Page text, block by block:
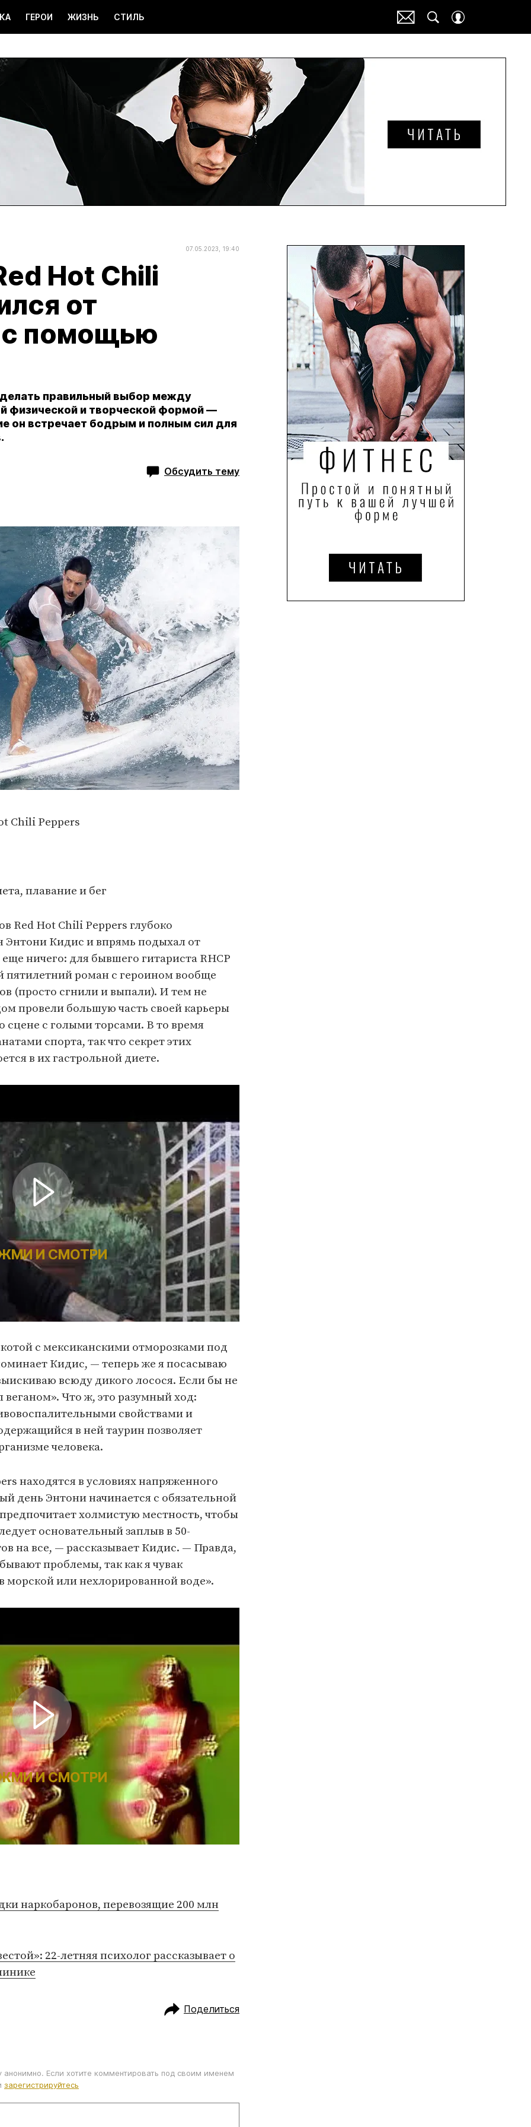
ГЕРОИ ЖИЗНЬ СТИЛЬ
07.05.2023, 19:40
Hot Chili
от
с помощью
правильный выбор между
физической и творческой формой —
он встречает бодрым и полным сил для
Обсудить тему
Chili Peppers
плавание и бег
Red Hot Chili Peppers глубоко
Кидис и впрямь подыхал от
ничего: для бывшего гитариста RHCP
роман с героином вообще
(просто сгнили и выпали). И тем не
провели большую часть своей карьеры
сцене с голыми торсами. В то время
спорта, так что секрет этих
в их гастрольной диете.
И СМОТРИ
с мексиканскими отморозками под
Кидис, — теперь же я посасываю
всюду дикого лосося. Если бы не
веганом». Что ж, это разумный ход:
свойствами и
в ней таурин позволяет
человека.
находятся в условиях напряженного
день Энтони начинается с обязательной
холмистую местность, чтобы
основательный заплыв в 50-
на все, — рассказывает Кидис. — Правда,
проблемы, так как я чувак
морской или нехлорированной воде».
И СМОТРИ
наркобаронов, перевозящие 200 млн
22-летняя психолог рассказывает о
Поделиться
Если хотите комментировать под своим именем
зарегистрируйтесь